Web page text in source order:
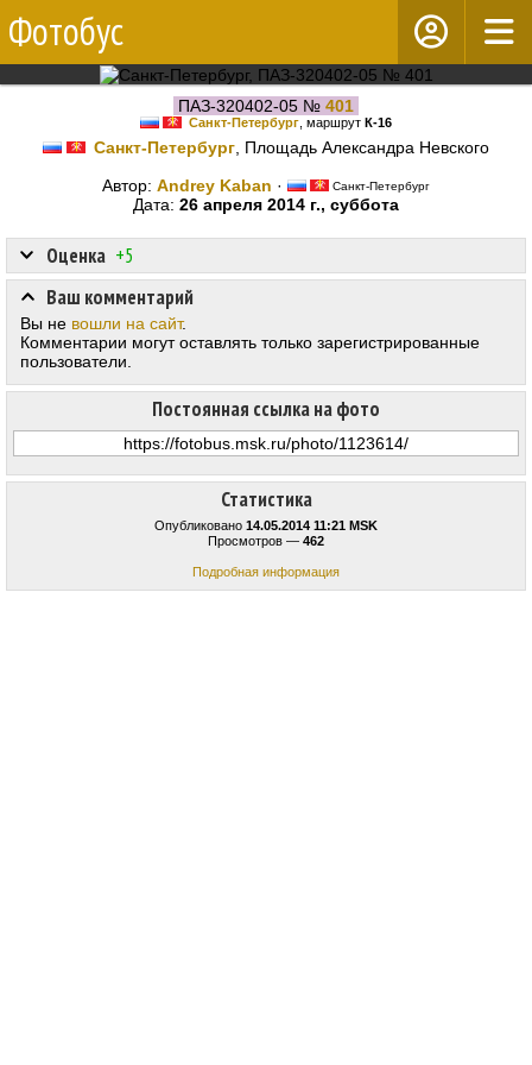
Фотобус
ПАЗ-320402-05 № 401
Санкт-Петербург , маршрут К-16
Санкт-Петербург , Площадь Александра Невского
Автор: Andrey Kaban · Санкт-Петербург
Дата: 26 апреля 2014 г., суббота
Статистика
Опубликовано 14.05.2014 11:21 MSK
Просмотров — 462
Подробная информация
Оценка +5
Постоянная ссылка на фото
Ваш комментарий
Вы не вошли на сайт.
Комментарии могут оставлять только зарегистрированные
пользователи.